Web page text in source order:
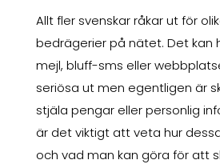
Allt fler svenskar råkar ut för
bedrägerier på nätet. Det kan
mejl, bluff-sms eller
seriösa ut men egentligen är
stjäla pengar eller personlig
är det viktigt att veta hur
och vad man kan göra för att